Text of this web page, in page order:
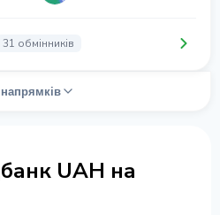
31 обмінників
UAH на